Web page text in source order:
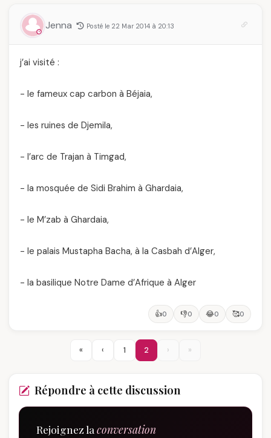
Jenna Posté le 22 Mar 2014 à 20:13
j’ai visité :
- le fameux cap carbon à Béjaia,
- les ruines de Djemila,
- l’arc de Trajan à Timgad,
- la mosquée de Sidi Brahim à Ghardaia,
- le M’zab à Ghardaia,
- le palais Mustapha Bacha, à la Casbah d’Alger,
- la basilique Notre Dame d’Afrique à Alger
👍0 👎0 😂0 🥰0
« ‹ 1 2 › »
Répondre à cette discussion
Rejoignez la conversation